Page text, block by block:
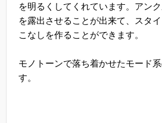
を明るくしてくれています。アン
を露出させることが出来て、スタ
こなしを作ることができます。
モノトーンで落ち着かせたモード
す。